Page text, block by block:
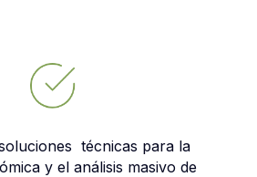
técnicas para la
y el análisis masivo de